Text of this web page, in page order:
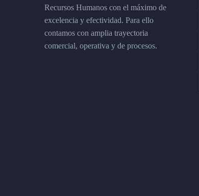
Recursos Humanos con el máximo de
excelencia y efectividad. Para ello
contamos con amplia trayectoria
comercial, operativa y de procesos.